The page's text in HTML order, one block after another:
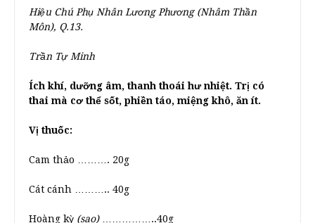
Hiệu Chú Phụ Nhân Lương Phương (Nhâm Thần
Môn), Q.13.
Trần Tự Minh
Ích khí, dưỡng âm, thanh thoái hư nhiệt. Trị có
thai mà cơ thể sốt, phiền táo, miệng khô, ăn ít.
Vị thuốc:
Cam thảo ………. 20g
Cát cánh ……….. 40g
Hoàng kỳ (sao)……………..40g